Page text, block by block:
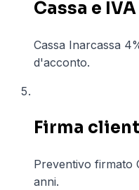
Cassa e IVA
Cassa Inarcassa
d'acconto.
Firma
Preventivo firmato
anni.